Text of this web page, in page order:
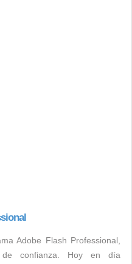
Adobe Flash Professional,
confianza. Hoy en día